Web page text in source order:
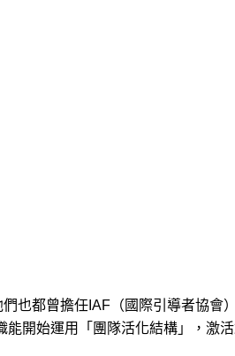
都曾擔任IAF（國際引導者協會
開始運用「團隊活化結構」，激